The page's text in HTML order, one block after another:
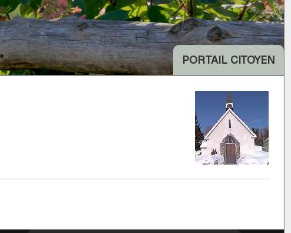
PORTAIL CITOYEN